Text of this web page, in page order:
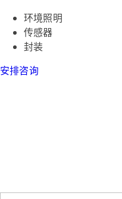
环境照明
传感器
封装
安排咨询